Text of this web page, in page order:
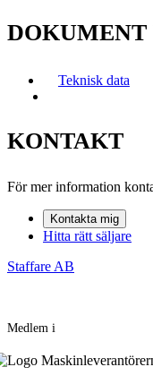
DOKUMENT
Teknisk data
KONTAKT
För mer information
Kontakta mig
Hitta rätt säljare
Staffare AB
Medlem i